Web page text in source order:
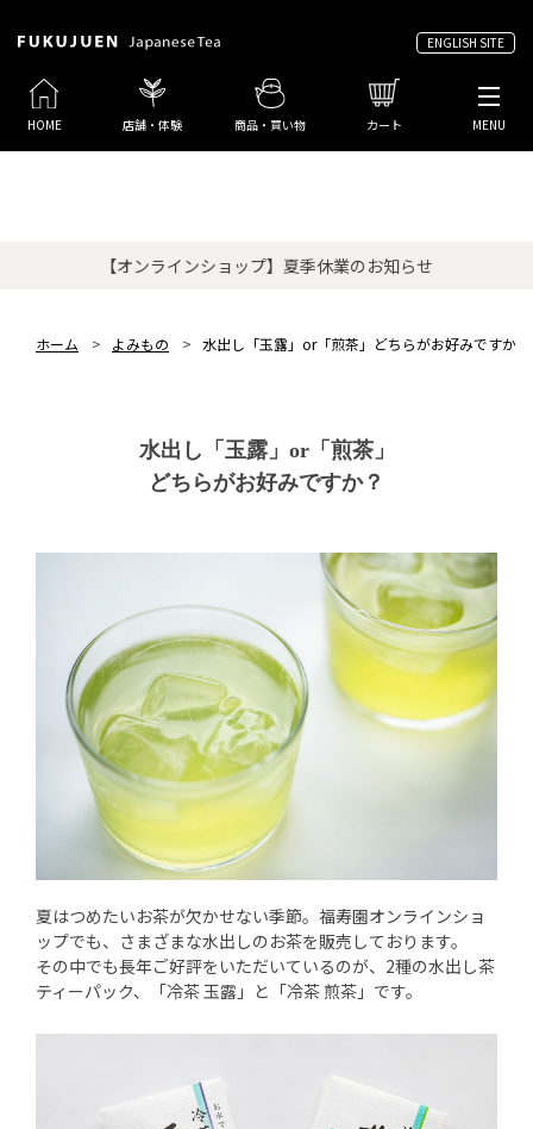
ENGLISH SITE
HOME 店舗・体験 商品・買い物 カート MENU
【オンラインショップ】夏季休業のお知らせ
ホーム > よみもの > 水出し「玉露」or「煎茶」どちらがお好みですか？
水出し「玉露」or「煎茶」
どちらがお好みですか？
夏はつめたいお茶が欠かせない季節。福寿園オンラインショ
ップでも、さまざまな水出しのお茶を販売しております。
その中でも長年ご好評をいただいているのが、2種の水出し茶
ティーパック、「冷茶 玉露」と「冷茶 煎茶」です。